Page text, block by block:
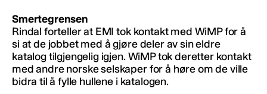
Smertegrensen
Rindal forteller at EMI tok kontakt med WiMP for å
si at de jobbet med å gjøre deler av sin eldre
katalog tilgjengelig igjen. WiMP tok deretter kontakt
med andre norske selskaper for å høre om de ville
bidra til å fylle hullene i katalogen.